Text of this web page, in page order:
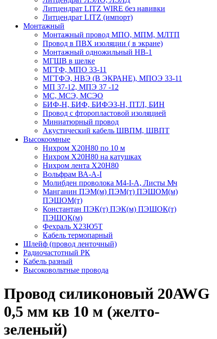
Литцендрат LITZ WIRE без навивки
Литцендрат LITZ (импорт)
Монтажный
Монтажный провод МПО, МПМ, МЛТП
Провод в ПВХ изоляции ( в экране)
Монтажный одножильный HB-1
МГШВ в шелке
МГТФ, МПО 33-11
МГТФЭ, НВЭ (В ЭКРАНЕ), МПОЭ 33-11
МП 37-12, МПЭ 37 -12
МС, МСЭ, МСЭО
БИФ-Н, БИФ, БИФЭЗ-Н, ПТЛ, БИН
Провод с фторопластовой изоляцией
Миниатюрный провод
Акустический кабель ШВПМ, ШВПТ
Высокоомные
Нихром Х20Н80 по 10 м
Нихром Х20Н80 на катушках
Нихром лента Х20Н80
Вольфрам ВА-А-I
Молибден проволока М4-I-А, Листы Мч
Манганин ПЭМ(м) ПЭМ(т) ПЭШОМ(м)
ПЭШОМ(т)
Константан ПЭК(т) ПЭК(м) ПЭШОК(т)
ПЭШОК(м)
Фехраль Х23Ю5Т
Кабель термопарный
Шлейф (провод ленточный)
Радиочастотный РК
Кабель разный
Высоковольтные провода
Провод силиконовый 20AWG
0,5 мм кв 10 м (желто-
зеленый)